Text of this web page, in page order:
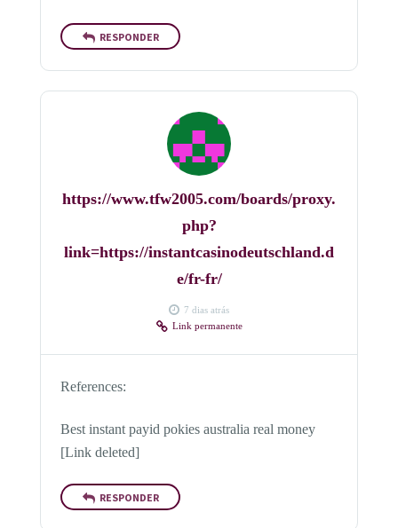
RESPONDER
https://www.tfw2005.com/boards/proxy.
php?
link=https://instantcasinodeutschland.d
e/fr-fr/
7 dias atrás
Link permanente
References:
Best instant payid pokies australia real money
[Link deleted]
RESPONDER